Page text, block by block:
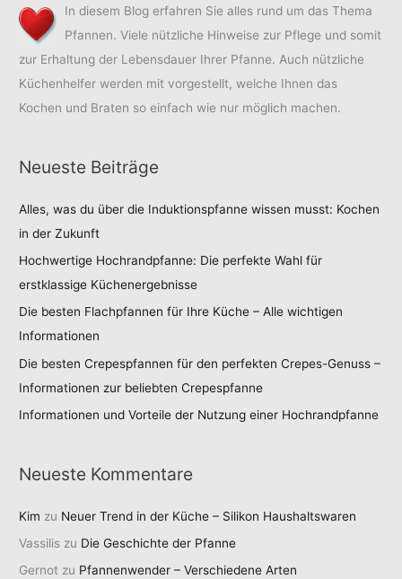
In diesem Blog erfahren Sie alles rund um das Thema
Pfannen. Viele nützliche Hinweise zur Pflege und somit
zur Erhaltung der Lebensdauer Ihrer Pfanne. Auch nützliche
Küchenhelfer werden mit vorgestellt, welche Ihnen das
Kochen und Braten so einfach wie nur möglich machen.
Neueste Beiträge
Alles, was du über die Induktionspfanne wissen musst: Kochen
in der Zukunft
Hochwertige Hochrandpfanne: Die perfekte Wahl für
erstklassige Küchenergebnisse
Die besten Flachpfannen für Ihre Küche – Alle wichtigen
Informationen
Die besten Crepespfannen für den perfekten Crepes-Genuss –
Informationen zur beliebten Crepespfanne
Informationen und Vorteile der Nutzung einer Hochrandpfanne
Neueste Kommentare
Kim zu Neuer Trend in der Küche – Silikon Haushaltswaren
Vassilis zu Die Geschichte der Pfanne
Gernot zu Pfannenwender – Verschiedene Arten